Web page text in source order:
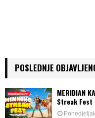
POSLEDNJE
MERIDIAN
Streak Fest